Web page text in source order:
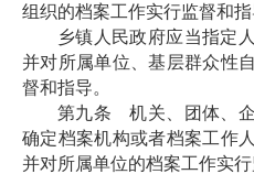
组织的档案工作实行监督和指
乡镇人民政府应当指定
并对所属单位、基层群众性
督和指导。
第九条 机关、团体、
确定档案机构或者档案工作
并对所属单位的档案工作实行